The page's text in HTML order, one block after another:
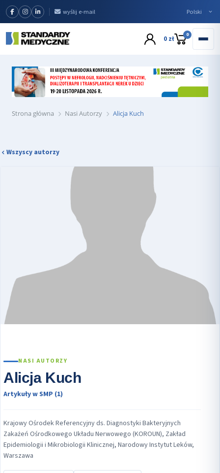
wyślij e-mail
0 zł 0
Strona główna Nasi Autorzy Alicja Kuch
Wszyscy autorzy
NASI AUTORZY
Alicja Kuch
Artykuły w SMP (1)
Krajowy Ośrodek Referencyjny ds. Diagnostyki Bakteryjnych
Zakażeń Ośrodkowego Układu Nerwowego (KOROUN), Zakład
Epidemiologii i Mikrobiologii Klinicznej, Narodowy Instytut Leków,
Warszawa